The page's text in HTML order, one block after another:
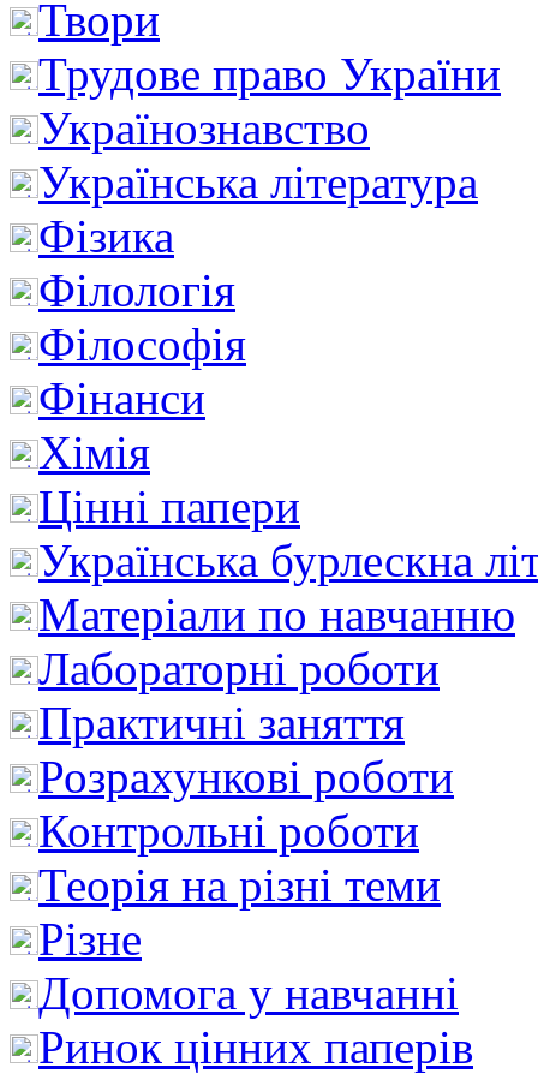
Твори
Трудове право України
Українознавство
Українська література
Фізика
Філологія
Філософія
Фінанси
Хімія
Цінні папери
Українська бурлескна
Матеріали по навчанню
Лабораторні роботи
Практичні заняття
Розрахункові роботи
Контрольні роботи
Теорія на різні теми
Різне
Допомога у навчанні
Ринок цінних паперів